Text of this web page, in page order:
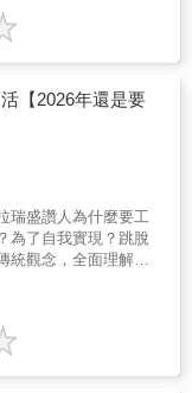
的故事：從神風特攻
冰毒茶、IS成員之間
再到異想天開的日軍
腥沙場再碰上疾病攪
的藥物與疾病包括了
及抗生素，以及鼠
、西班牙流感、PTSD
的逸事、戰爭史實、
「敦克爾克大撤
雷攻擊而落海的醫生
浮於海面、靜待援
鎮靜神經的功效並加
毒」的甲基安非他命
法國的破竹之勢。納
第七裝甲師展現了驚
基獎章提名。 ★ 最
的威脅，是我們對於
他們認為，一旦恐慌
會顯露低劣的本性。
著，英軍
德軍，他們認為，在
英國人獨有的美德，
都挨不住。英軍的盤
明：當危機來襲
炸彈落下或洪水成
的本質。 & 是時
【2026年還是要
瑞盛讚人為什麼要工
為了自我實現？跳脫
統觀念，全面理解工
時現代社會科技發
，害怕會被AI取代是
支配了我們？我們今